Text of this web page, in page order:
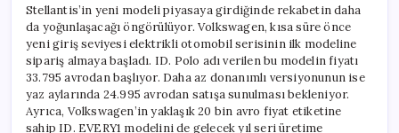
Stellantis’in yeni modeli piyasaya girdiğinde rekabetin daha
da yoğunlaşacağı öngörülüyor. Volkswagen, kısa süre önce
yeni giriş seviyesi elektrikli otomobil serisinin ilk modeline
sipariş almaya başladı. ID. Polo adı verilen bu modelin fiyatı
33.795 avrodan başlıyor. Daha az donanımlı versiyonunun ise
yaz aylarında 24.995 avrodan satışa sunulması bekleniyor.
Ayrıca, Volkswagen’in yaklaşık 20 bin avro fiyat etiketine
sahip ID. EVERY1 modelini de gelecek yıl seri üretime